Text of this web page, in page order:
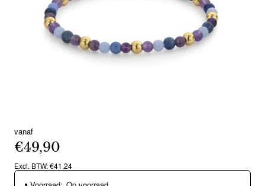
vanaf
€49,90
Excl. BTW: €41,24